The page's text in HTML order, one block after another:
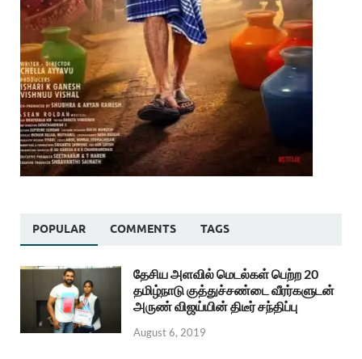
POPULAR COMMENTS TAGS
தேசிய அளவில் மெடல்கள் பெற்ற 20
தமிழ்நாடு குத்துச்சண்டை வீரர்களுடன்
அருண் விஜய்யின் திடீர் சந்திப்பு
August 6, 2019